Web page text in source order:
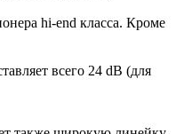
hi-end класса. Кроме
всего 24 dB (для